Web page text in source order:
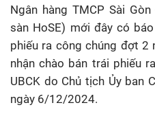
Ngân hàng TMCP Sài
sàn HoSE) mới đây có
phiếu ra công chúng đợt 2
nhận chào bán trái phiếu
UBCK do Chủ tịch Ủy ban
ngày 6/12/2024.